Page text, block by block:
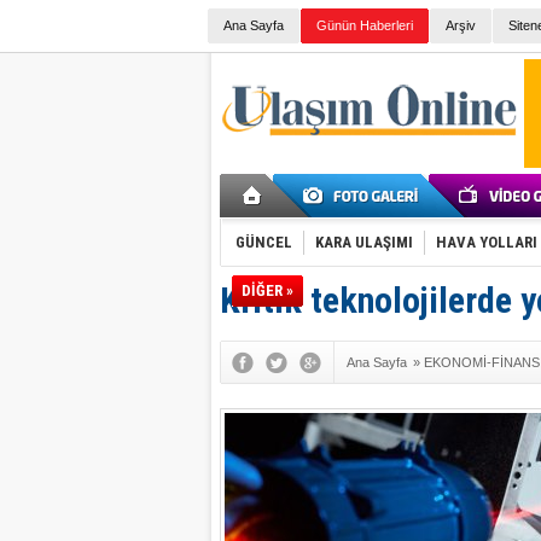
Ana Sayfa Günün Haberleri Arşiv
GÜNCEL KARA ULAŞIMI HAVA YOLLARI
DİĞER »
Kritik teknolojilerde
Ana Sayfa » EKONOMİ-FİNANS